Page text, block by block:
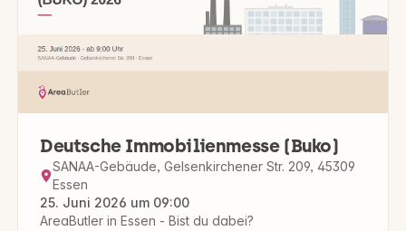
Deutsche Immobilienmesse (Buko)
SANAA-Gebäude, Gelsenkirchener Str. 209, 45309
Essen
25. Juni 2026 um 09:00
AreaButler in Essen - Bist du dabei?